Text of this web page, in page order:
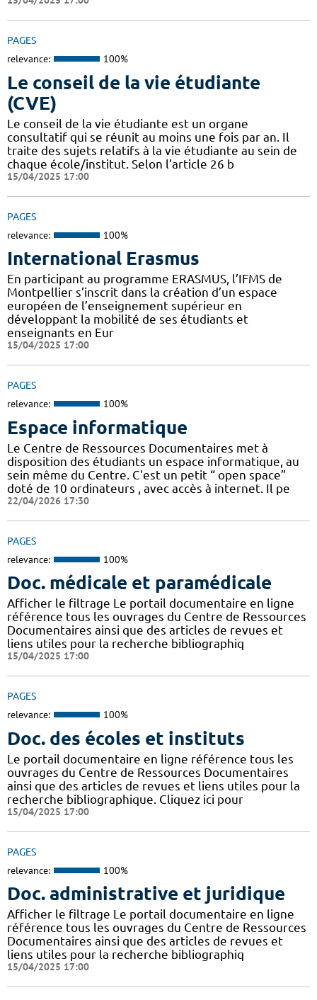
PAGES
relevance: 100%
Le conseil de la vie étudiante
(CVE)
Le conseil de la vie étudiante est un organe
consultatif qui se réunit au moins une fois par an. Il
traite des sujets relatifs à la vie étudiante au sein de
chaque école/institut. Selon l’article 26 b
15/04/2025 17:00
PAGES
relevance: 100%
International Erasmus
En participant au programme ERASMUS, l’IFMS de
Montpellier s’inscrit dans la création d’un espace
européen de l’enseignement supérieur en
développant la mobilité de ses étudiants et
enseignants en Eur
15/04/2025 17:00
PAGES
relevance: 100%
Espace informatique
Le Centre de Ressources Documentaires met à
disposition des étudiants un espace informatique, au
sein même du Centre. C'est un petit “ open space”
doté de 10 ordinateurs , avec accès à internet. Il pe
22/04/2026 17:30
PAGES
relevance: 100%
Doc. médicale et paramédicale
Afficher le filtrage Le portail documentaire en ligne
référence tous les ouvrages du Centre de Ressources
Documentaires ainsi que des articles de revues et
liens utiles pour la recherche bibliographiq
15/04/2025 17:00
PAGES
relevance: 100%
Doc. des écoles et instituts
Le portail documentaire en ligne référence tous les
ouvrages du Centre de Ressources Documentaires
ainsi que des articles de revues et liens utiles pour la
recherche bibliographique. Cliquez ici pour
15/04/2025 17:00
PAGES
relevance: 100%
Doc. administrative et juridique
Afficher le filtrage Le portail documentaire en ligne
référence tous les ouvrages du Centre de Ressources
Documentaires ainsi que des articles de revues et
liens utiles pour la recherche bibliographiq
15/04/2025 17:00